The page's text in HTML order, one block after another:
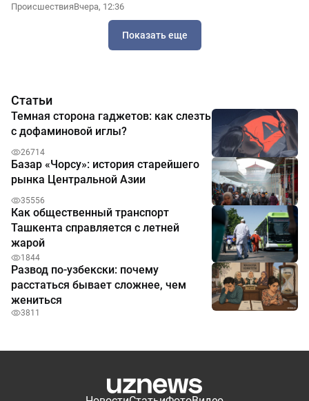
ПроисшествияВчера, 12:36
Показать еще
Статьи
Темная сторона гаджетов: как слезть
с дофаминовой иглы?
26714
Базар «Чорсу»: история старейшего
рынка Центральной Азии
35556
Как общественный транспорт
Ташкента справляется с летней
жарой
1844
Развод по-узбекски: почему
расстаться бывает сложнее, чем
жениться
3811